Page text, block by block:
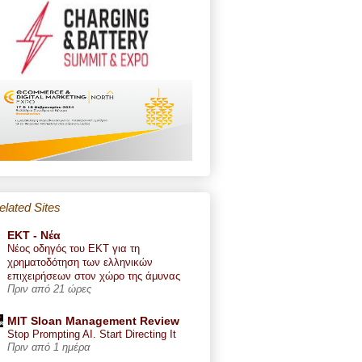
Sites
ΕΚΤ - Nέα
Νέος οδηγός του ΕΚΤ για τη
χρηματοδότηση των ελληνικών
επιχειρήσεων στον χώρο της άμυνας
Πριν από 21 ώρες
MIT Sloan Management Review
Stop Prompting AI. Start Directing It
Πριν από 1 ημέρα